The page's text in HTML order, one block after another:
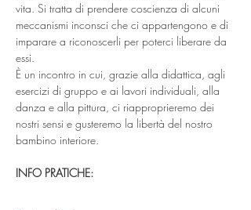
vita. Si tratta di prendere coscienza di alcuni
meccanismi inconsci che ci appartengono e di
imparare a riconoscerli per poterci liberare da
essi.
È un incontro in cui, grazie alla didattica, agli
esercizi di gruppo e ai lavori individuali, alla
danza e alla pittura, ci riapproprieremo dei
nostri sensi e gusteremo la libertà del nostro
bambino interiore.
INFO PRATICHE: